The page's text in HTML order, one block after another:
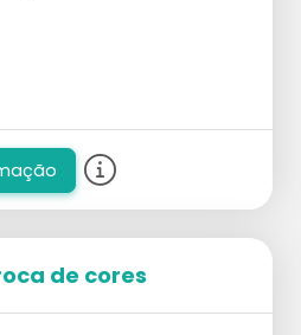
de cores